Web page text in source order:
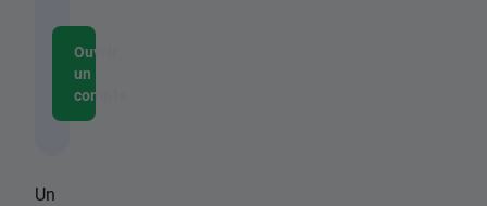
Ouvrir
un
compte
Un